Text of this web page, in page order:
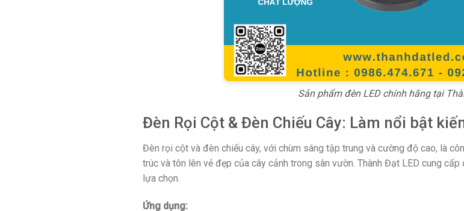
Sản phẩm đèn LED chính hãng tại
Đèn Rọi Cột & Đèn Chiếu Cây: Làm nổi bật
Đèn rọi cột và đèn chiếu cây, với chùm sáng tập trung và cường độ cao, là
trúc và tôn lên vẻ đẹp của cây cảnh trong sân vườn. Thành Đạt LED cung
lựa chọn.
Ứng dụng: